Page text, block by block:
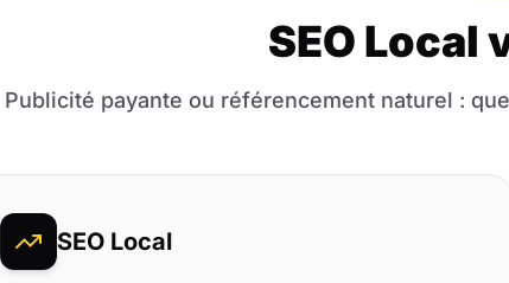
SEO Local
Publicité payante ou référencement naturel :
SEO Local